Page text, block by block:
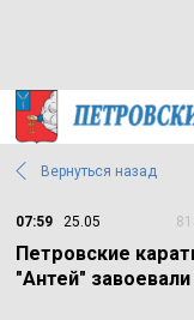
Вернуться назад
07:59 25.05
Петровские
"Антей"